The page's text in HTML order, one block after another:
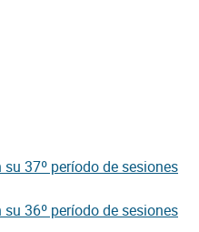
37º período de sesiones
36º período de sesiones